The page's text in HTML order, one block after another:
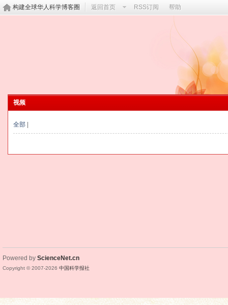
构建全球华人科学博客圈 返回首页 RSS订阅 帮助
视频
全部
Powered by ScienceNet.cn
Copyright © 2007-2026 中国科学报社